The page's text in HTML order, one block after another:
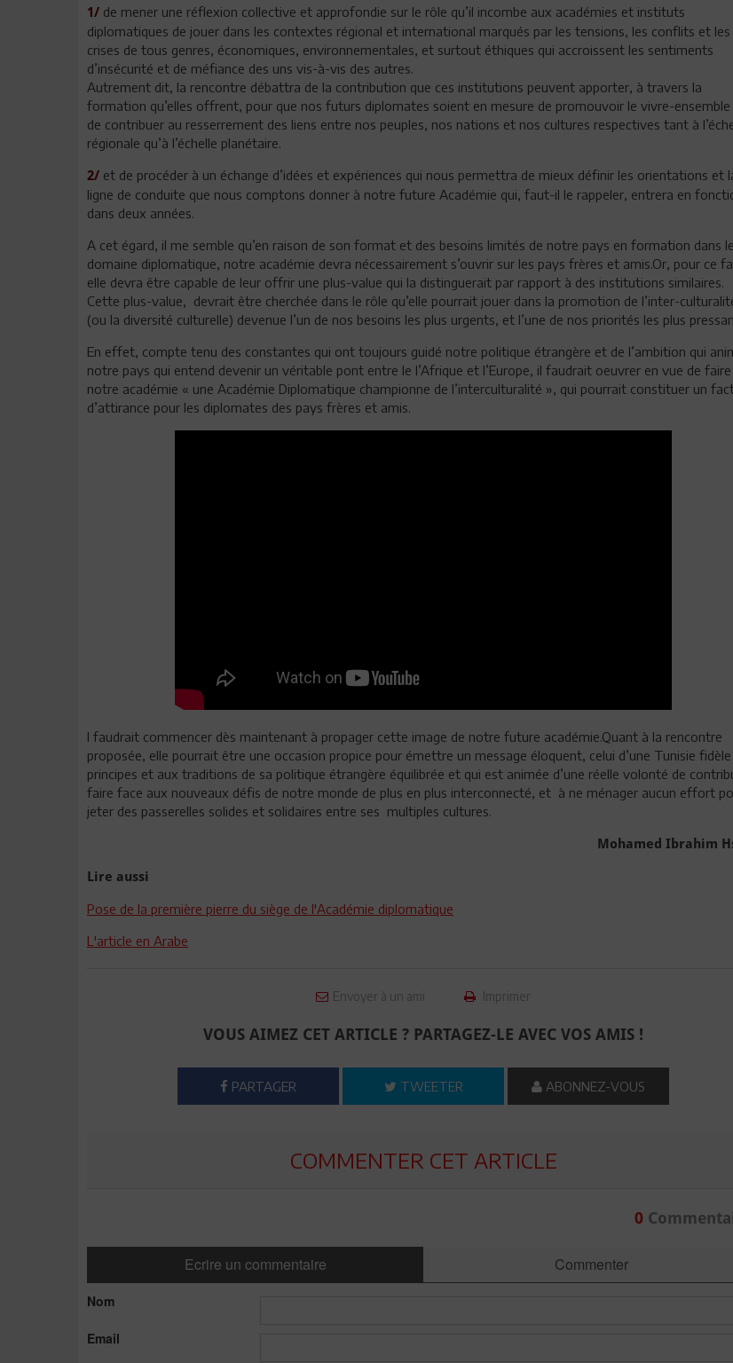
1/ de mener une réflexion collective et approfondie sur le rôle qu’il incombe aux académies et instituts
diplomatiques de jouer dans les contextes régional et international marqués par les tensions, les conflits et les
crises de tous genres, économiques, environnementales, et surtout éthiques qui accroissent les sentiments
d’insécurité et de méfiance des uns vis-à-vis des autres.
Autrement dit, la rencontre débattra de la contribution que ces institutions peuvent apporter, à travers la
formation qu’elles offrent, pour que nos futurs diplomates soient en mesure de promouvoir le vivre-
de contribuer au resserrement des liens entre nos peuples, nos nations et nos cultures respectives tant à
régionale qu’à l’échelle planétaire.
2/ et de procéder à un échange d’idées et expériences qui nous permettra de mieux définir les orientations et
ligne de conduite que nous comptons donner à notre future Académie qui, faut-il le rappeler, entrera en
dans deux années.
A cet égard, il me semble qu’en raison de son format et des besoins limités de notre pays en formation dans le
domaine diplomatique, notre académie devra nécessairement s’ouvrir sur les pays frères et amis.Or, pour ce
elle devra être capable de leur offrir une plus-value qui la distinguerait par rapport à des institutions similaires.
Cette plus-value, devrait être cherchée dans le rôle qu’elle pourrait jouer dans la promotion de l’inter-
(ou la diversité culturelle) devenue l’un de nos besoins les plus urgents, et l’une de nos priorités les plus
En effet, compte tenu des constantes qui ont toujours guidé notre politique étrangère et de l’ambition qui
notre pays qui entend devenir un véritable pont entre le l’Afrique et l’Europe, il faudrait oeuvrer en vue de faire
notre académie « une Académie Diplomatique championne de l’interculturalité », qui pourrait constituer un
d’attirance pour les diplomates des pays frères et amis.
l faudrait commencer dès maintenant à propager cette image de notre future académie.Quant à la rencontre
proposée, elle pourrait être une occasion propice pour émettre un message éloquent, celui d’une Tunisie
principes et aux traditions de sa politique étrangère équilibrée et qui est animée d’une réelle volonté de
faire face aux nouveaux défis de notre monde de plus en plus interconnecté, et à ne ménager aucun effort
jeter des passerelles solides et solidaires entre ses multiples cultures.
Mohamed Ibrahim
Lire aussi
Pose de la première pierre du siège de l'Académie diplomatique
L'article en Arabe
Envoyer à un ami Imprimer
VOUS AIMEZ CET ARTICLE ? PARTAGEZ-LE AVEC VOS AMIS !
PARTAGER TWEETER ABONNEZ-VOUS
COMMENTER CET ARTICLE
0
Ecrire un commentaire Commenter
Nom
Email